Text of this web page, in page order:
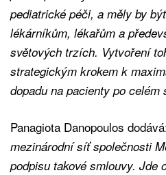
pediatrické péči, a měly by
lékárníkům, lékařům a
světových trzích. Vytvoření
strategickým krokem k
dopadu na pacienty po celém
Panagiota Danopoulos
mezinárodní síť společnosti
podpisu takové smlouvy.